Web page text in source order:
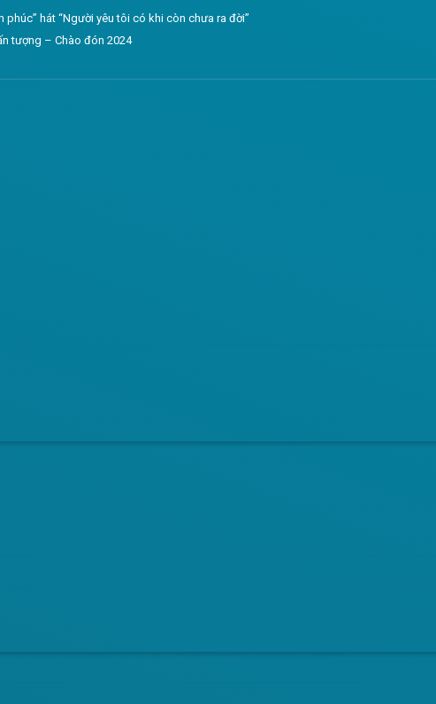
phúc” hát “Người yêu tôi có khi còn chưa ra đời”
tượng – Chào đón 2024